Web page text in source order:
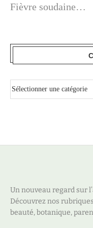
Fièvre soudaine…
Un nouveau regard sur
Découvrez nos
beauté, botanique,